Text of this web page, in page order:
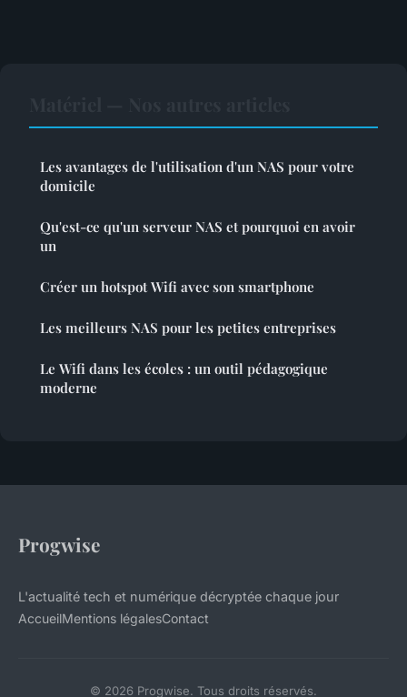
Les avantages de l'utilisation d'un NAS pour votre
domicile
Qu'est-ce qu'un serveur NAS et pourquoi en avoir
un
Créer un hotspot Wifi avec son smartphone
Les meilleurs NAS pour les petites entreprises
Le Wifi dans les écoles : un outil pédagogique
moderne
Progwise
L'actualité tech et numérique décryptée chaque jour
AccueilMentions légalesContact
© 2026 Progwise. Tous droits réservés.